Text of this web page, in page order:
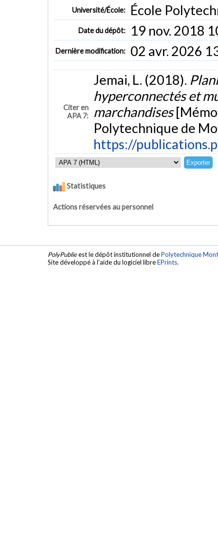
Université/École: École
Date du dépôt: 19 nov. 2018
Dernière modification: 02 avr. 2026
Citer en
APA 7:
Jemai, L. (2018).
hyperconnectés et
marchandises
Polytechnique de
https://
Statistiques
Actions réservées au personnel
PolyPublieest le dépôt institutionnel dePolytechnique
Site développé à l'aide du logiciel libreEPrints.